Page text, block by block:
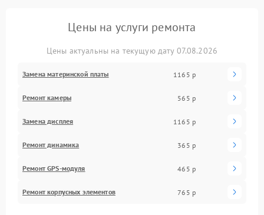
Цены на услуги ремонта
Цены актуальны на текущую дату 07.08.2026
Замена материнской платы 1165 р
Ремонт камеры 565 р
Замена дисплея 1165 р
Ремонт динамика 365 р
Ремонт GPS-модуля 465 р
Ремонт корпусных элементов 765 р